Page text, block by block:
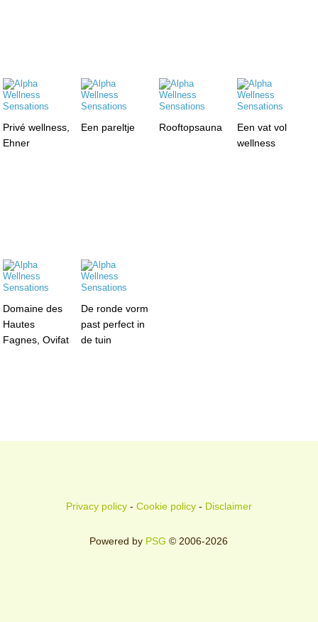
Privé wellness,
Ehner
Een pareltje Rooftopsauna
Een vat vol
wellness
Domaine des
Hautes
Fagnes, Ovifat
De ronde vorm
past perfect in
de tuin
Privacy policy- Cookie policy- Disclaimer
Powered by PSG © 2006-2026